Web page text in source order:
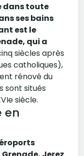
dans toute
ses bains
est le
qui a
siècles après
catholiques),
rénové du
sont situés
siècle.
en